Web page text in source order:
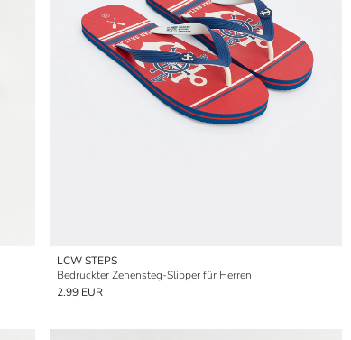
LCW STEPS
Bedruckter Zehensteg-Slipper für Herren
2.99 EUR